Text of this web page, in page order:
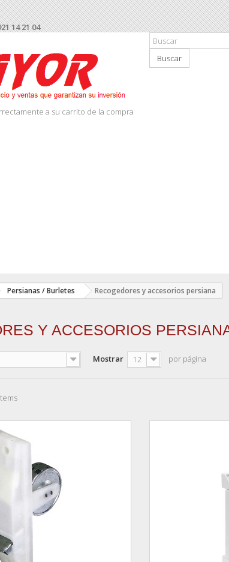
14 21 04
Buscar
a su carrito de la compra
Persianas / Burletes Recogedores y accesorios persiana
Y ACCESORIOS
Mostrar 12 por página